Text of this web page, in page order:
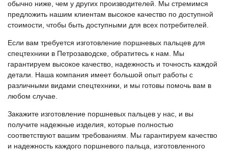
обычно ниже, чем у других производителей. Мы стремимся
предложить нашим клиентам высокое качество по доступной
стоимости, чтобы быть доступными для всех потребителей.
Если вам требуется изготовление поршневых пальцев для
спецтехники в Петрозаводске, обратитесь к нам. Мы
гарантируем высокое качество, надежность и точность каждой
детали. Наша компания имеет большой опыт работы с
различными видами спецтехники, и мы готовы помочь вам в
любом случае.
Закажите изготовление поршневых пальцев у нас, и вы
получите надежные изделия, которые полностью
соответствуют вашим требованиям. Мы гарантируем качество
и надежность каждого поршневого пальца, изготовленного